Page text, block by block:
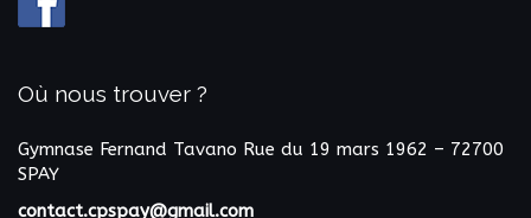
Où nous trouver ?
Gymnase Fernand Tavano Rue du 19 mars 1962 – 72700
SPAY
contact.cpspay@gmail.com